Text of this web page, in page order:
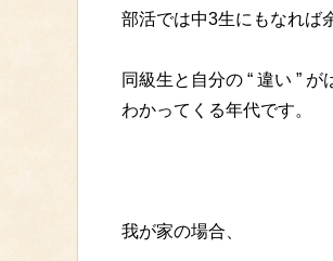
部活では中3生にもなれば
同級生と自分の “ 違い ” が
わかってくる年代です。
我が家の場合、